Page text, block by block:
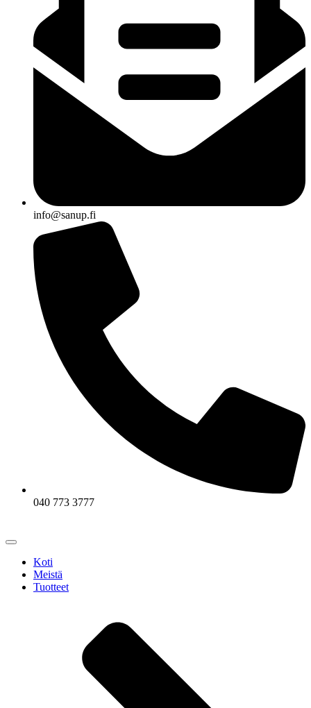
info@sanup.fi
040 773 3777
Koti
Meistä
Tuotteet